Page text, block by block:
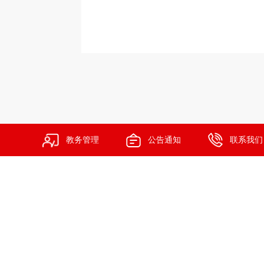
教务管理 公告通知 联系我们
高管教育